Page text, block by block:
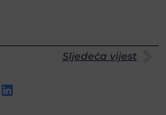
Sljedeća vijest